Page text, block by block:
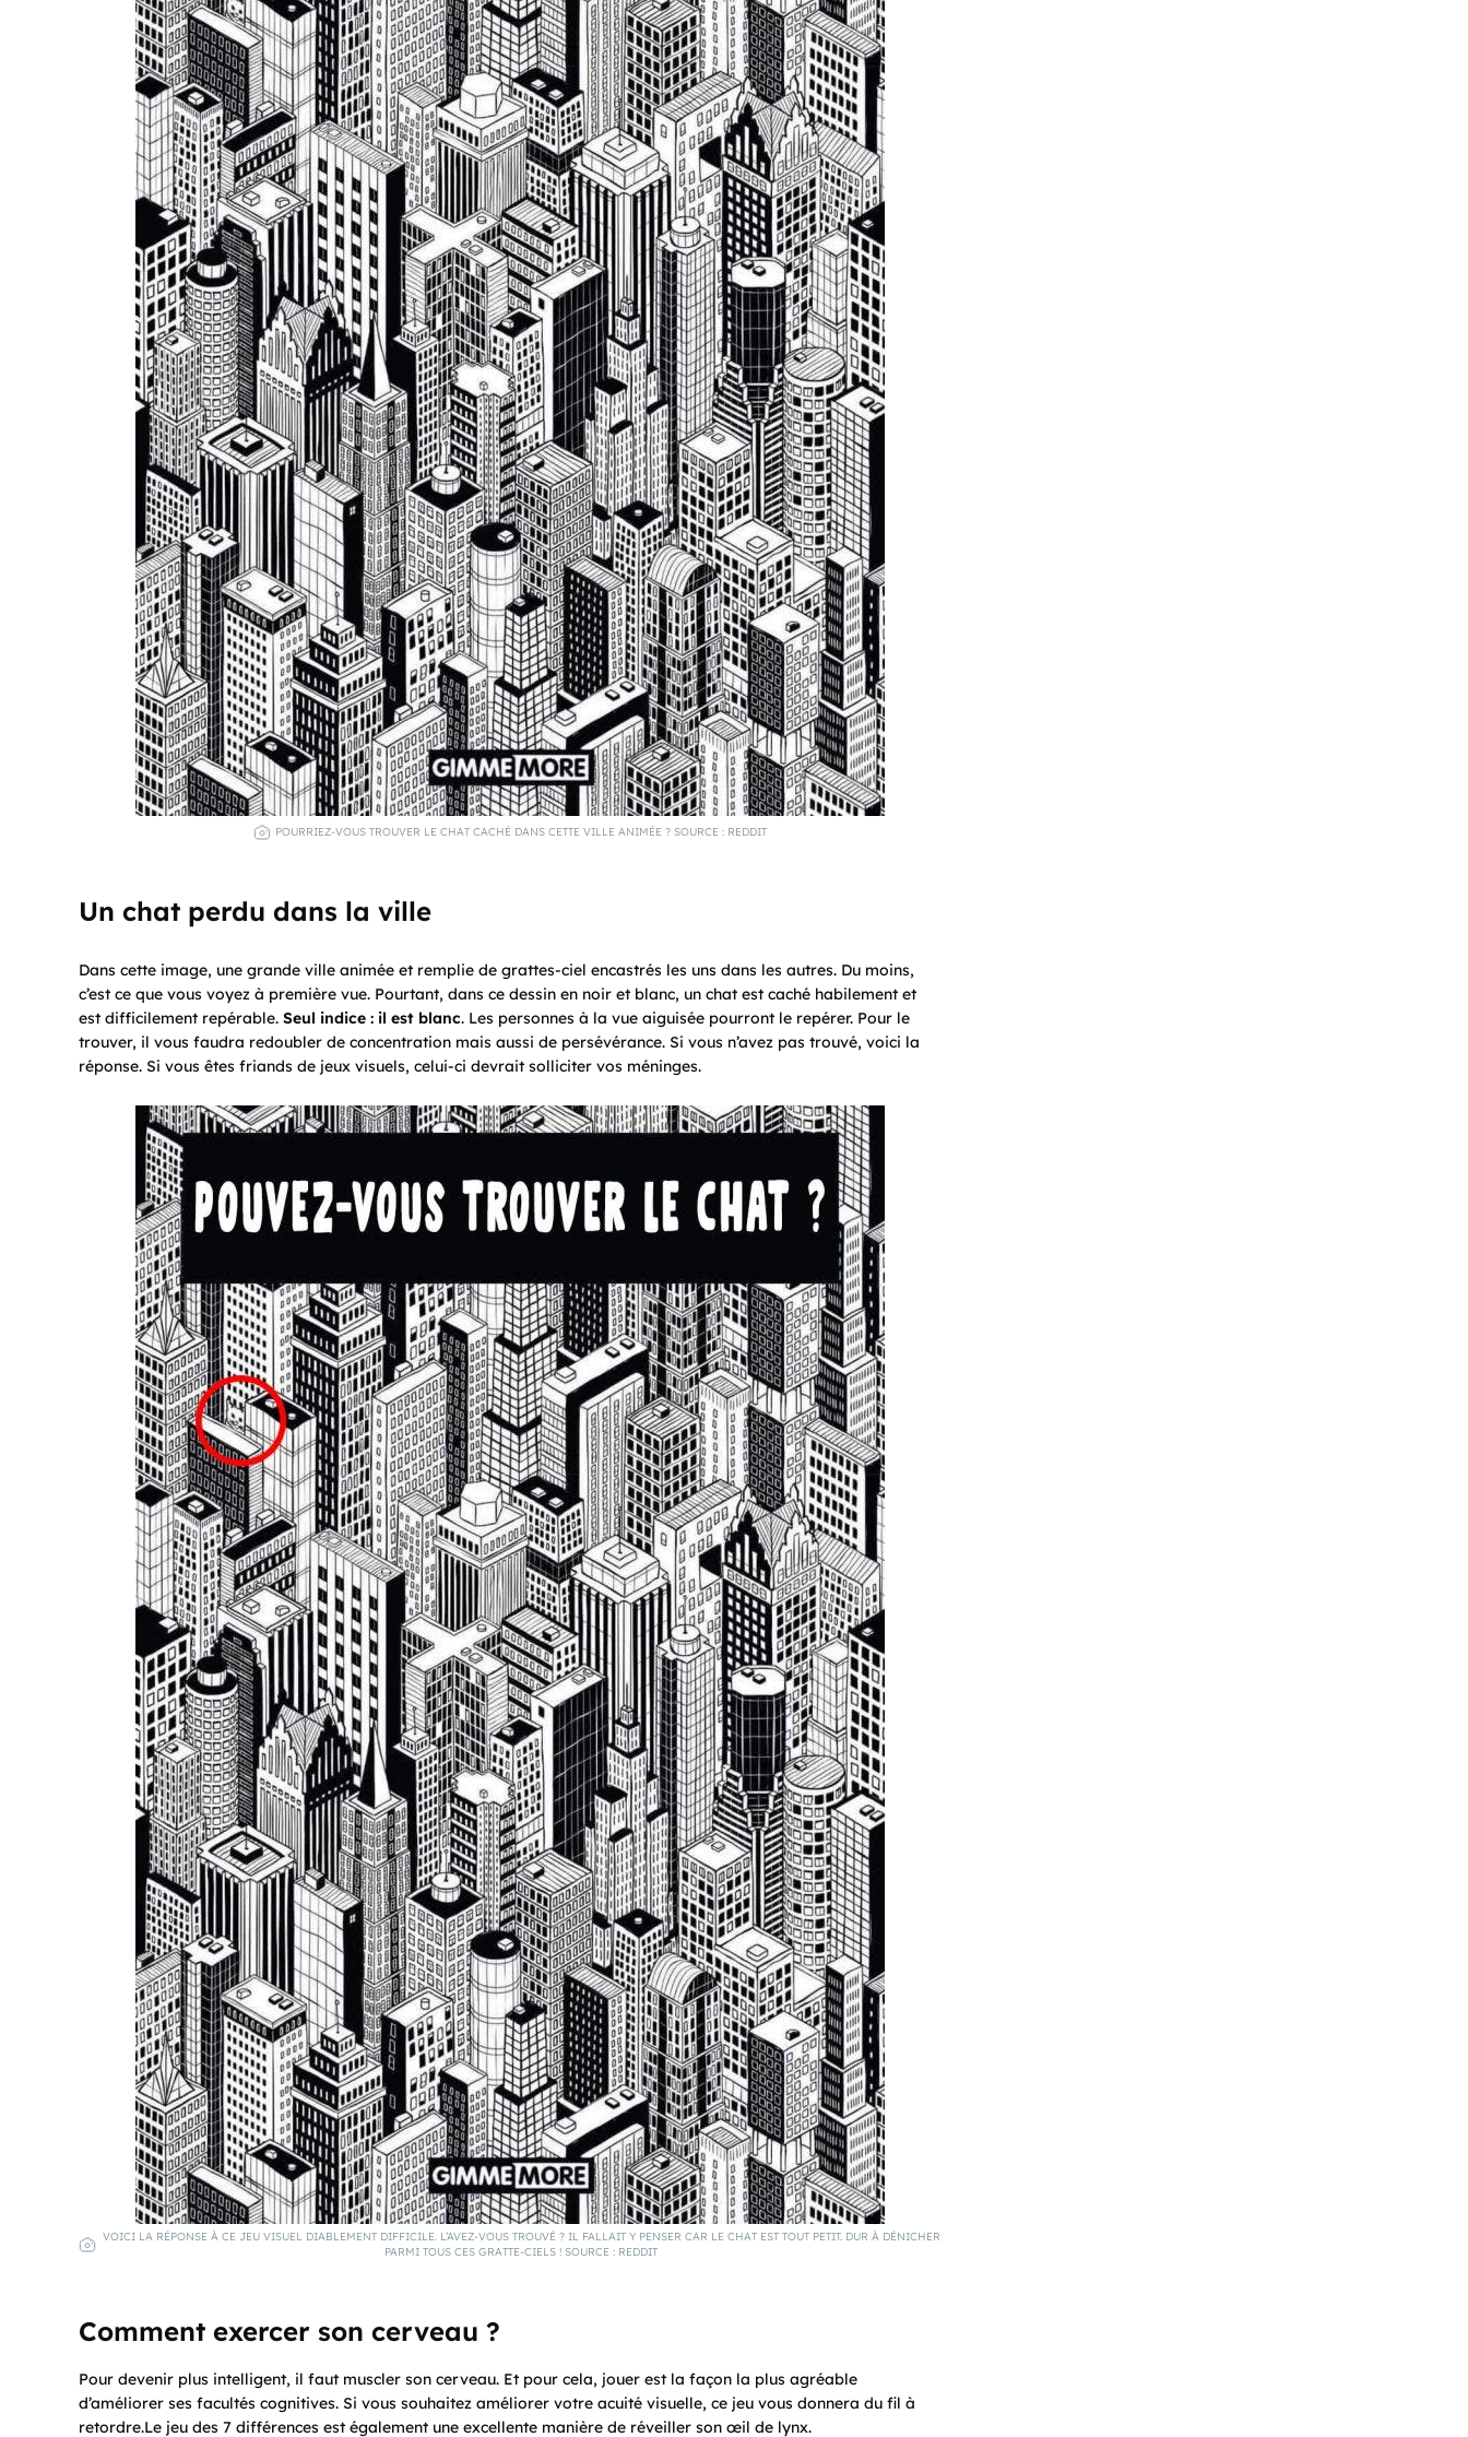
POURRIEZ-VOUS TROUVER LE CHAT CACHÉ DANS CETTE VILLE ANIMÉE ? SOURCE : REDDIT
Un chat perdu dans la ville
Dans cette image, une grande ville animée et remplie de grattes-ciel encastrés les uns dans les autres. Du moins,
c’est ce que vous voyez à première vue. Pourtant, dans ce dessin en noir et blanc, un chat est caché habilement et
est difficilement repérable. Seul indice : il est blanc. Les personnes à la vue aiguisée pourront le repérer. Pour le
trouver, il vous faudra redoubler de concentration mais aussi de persévérance. Si vous n’avez pas trouvé, voici la
réponse. Si vous êtes friands de jeux visuels, celui-ci devrait solliciter vos méninges.
VOICI LA RÉPONSE À CE JEU VISUEL DIABLEMENT DIFFICILE. L’AVEZ-VOUS TROUVÉ ? IL FALLAIT Y PENSER CAR LE CHAT EST TOUT PETIT. DUR À DÉNICHER
PARMI TOUS CES GRATTE-CIELS ! SOURCE : REDDIT
Comment exercer son cerveau ?
Pour devenir plus intelligent, il faut muscler son cerveau. Et pour cela, jouer est la façon la plus agréable
d’améliorer ses facultés cognitives. Si vous souhaitez améliorer votre acuité visuelle, ce jeu vous donnera du fil à
retordre.Le jeu des 7 différences est également une excellente manière de réveiller son œil de lynx.